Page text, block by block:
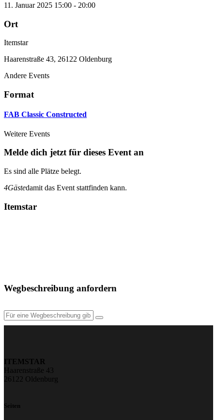
11. Januar 2025 15:00 - 20:00
Ort
Itemstar
Haarenstraße 43, 26122 Oldenburg
Andere Events
Format
FAB Classic Constructed
Weitere Events
Melde dich jetzt für dieses Event an
Es sind alle Plätze belegt.
4Gästedamit das Event stattfinden kann.
Itemstar
Wegbeschreibung anfordern
ITEMSTAR
Haarenstraße 43
26122 Oldenburg
Seiten